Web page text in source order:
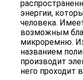
энергии,
человека.
возможным
микроремню.
названием
производит
него проходит